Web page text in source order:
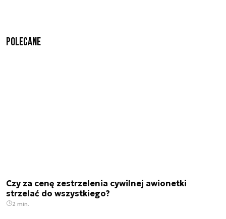
Polecane
Czy za cenę zestrzelenia cywilnej awionetki
strzelać do wszystkiego?
2 min.